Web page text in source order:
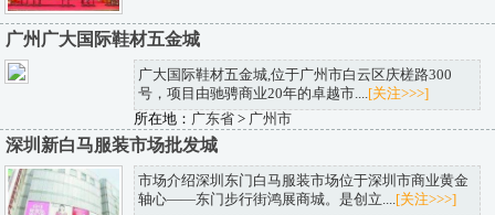
广州广大国际鞋材五金城
广大国际鞋材五金城,位于广州市白云区庆槎路300
号，项目由驰骋商业20年的卓越市.... [关注>>>]
所在地： 广东省> 广州市
深圳新白马服装市场批发城
市场介绍深圳东门白马服装市场位于深圳市商业黄金
轴心——东门步行街鸿展商城。是创立.... [关注>>>]